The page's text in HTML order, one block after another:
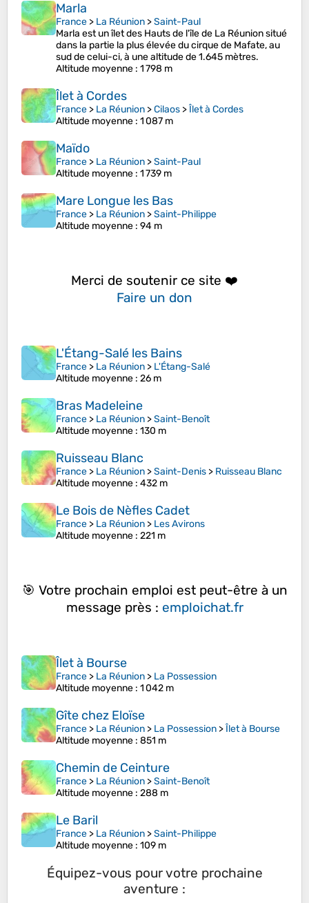
Marla
France > La Réunion >Saint-Paul
Marla est un îlet des Hauts de l'île de La Réunion situé
dans la partie la plus élevée du cirque de Mafate, au
sud de celui-ci, à une altitude de 1.645 mètres.
Altitude moyenne : 1 798 m
Îlet à Cordes
France > La Réunion >Cilaos >Îlet à Cordes
Altitude moyenne : 1 087 m
Maïdo
France > La Réunion >Saint-Paul
Altitude moyenne : 1 739 m
Mare Longue les Bas
France > La Réunion >Saint-Philippe
Altitude moyenne : 94 m
Merci de soutenir ce site ❤️
Faire un don
L'Étang-Salé les Bains
France > La Réunion > L'Étang-Salé
Altitude moyenne : 26 m
Bras Madeleine
France > La Réunion >Saint-Benoît
Altitude moyenne : 130 m
Ruisseau Blanc
France > La Réunion >Saint-Denis > Ruisseau Blanc
Altitude moyenne : 432 m
Le Bois de Nèfles Cadet
France > La Réunion > Les Avirons
Altitude moyenne : 221 m
🎯 Votre prochain emploi est peut-être à un
message près : emploichat.fr
Îlet à Bourse
France > La Réunion > La Possession
Altitude moyenne : 1 042 m
Gîte chez Eloïse
France > La Réunion > La Possession >Îlet à Bourse
Altitude moyenne : 851 m
Chemin de Ceinture
France > La Réunion >Saint-Benoît
Altitude moyenne : 288 m
Le Baril
France > La Réunion >Saint-Philippe
Altitude moyenne : 109 m
Équipez-vous pour votre prochaine
aventure :